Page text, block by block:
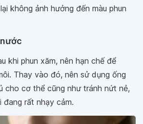
không ảnh hưởng đến màu phun
khi phun xăm, nên hạn chế để
Thay vào đó, nên sử dụng ống
cho cơ thể cũng như tránh nứt nẻ,
rất nhạy cảm.